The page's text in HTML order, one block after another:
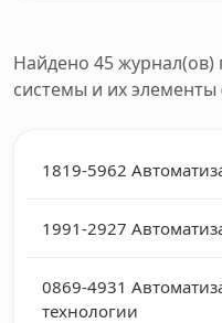
Найдено 45 журнал(ов)
системы и их элементы
1819-5962
1991-2927
0869-4931
технологии